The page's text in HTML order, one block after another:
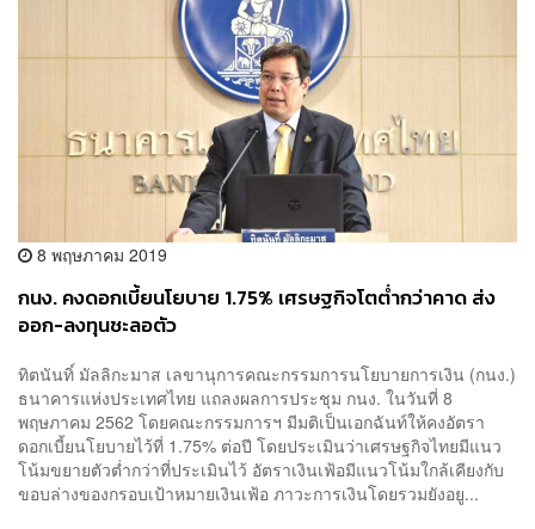
8 พฤษภาคม 2019
กนง. คงดอกเบี้ยนโยบาย 1.75% เศรษฐกิจโตต่ำกว่าคาด ส่ง
ออก-ลงทุนชะลอตัว
ทิตนันทิ์ มัลลิกะมาส เลขานุการคณะกรรมการนโยบายการเงิน (กนง.)
ธนาคารแห่งประเทศไทย แถลงผลการประชุม กนง. ในวันที่ 8
พฤษภาคม 2562 โดยคณะกรรมการฯ มีมติเป็นเอกฉันท์ให้คงอัตรา
ดอกเบี้ยนโยบายไว้ที่ 1.75% ต่อปี โดยประเมินว่าเศรษฐกิจไทยมีแนว
โน้มขยายตัวต่ำกว่าที่ประเมินไว้ อัตราเงินเฟ้อมีแนวโน้มใกล้เคียงกับ
ขอบล่างของกรอบเป้าหมายเงินเฟ้อ ภาวะการเงินโดยรวมยังอยู...